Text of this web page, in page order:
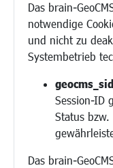
Das brain-
notwendige
und nicht zu
Systembetrieb
Session-ID
Status
Das brain-
Demokratie leben
Ukrainehilfe
Hilfe für Geflüchtete
Religion
Bauen/Umwelt/
Bebauungsplanung
Verkehr/Mobilität